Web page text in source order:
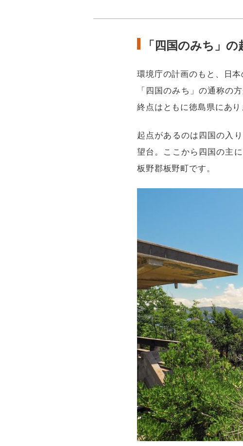
「四国のみち」
環境庁の計画のもと、日
「四国のみち」の通称の
終点はともに徳島県にあり
起点があるのは四国の入
望台。ここから四国の主
板野郡板野町です。